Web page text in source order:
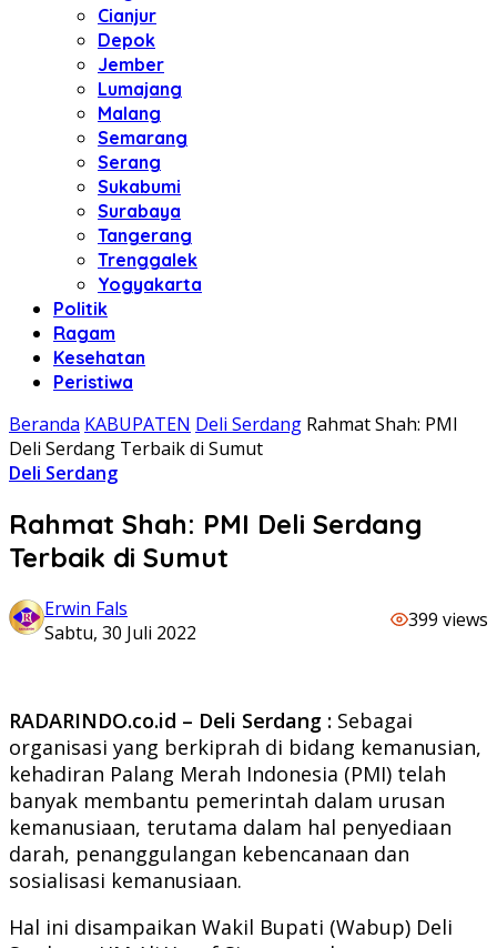
Cianjur
Depok
Jember
Lumajang
Malang
Semarang
Serang
Sukabumi
Surabaya
Tangerang
Trenggalek
Yogyakarta
Politik
Ragam
Kesehatan
Peristiwa
Beranda KABUPATEN Deli Serdang Rahmat Shah: PMI
Deli Serdang Terbaik di Sumut
Deli Serdang
Rahmat Shah: PMI Deli Serdang
Terbaik di Sumut
Erwin Fals
Sabtu, 30 Juli 2022
399 views
RADARINDO.co.id – Deli Serdang : Sebagai
organisasi yang berkiprah di bidang kemanusian,
kehadiran Palang Merah Indonesia (PMI) telah
banyak membantu pemerintah dalam urusan
kemanusiaan, terutama dalam hal penyediaan
darah, penanggulangan kebencanaan dan
sosialisasi kemanusiaan.
Hal ini disampaikan Wakil Bupati (Wabup) Deli